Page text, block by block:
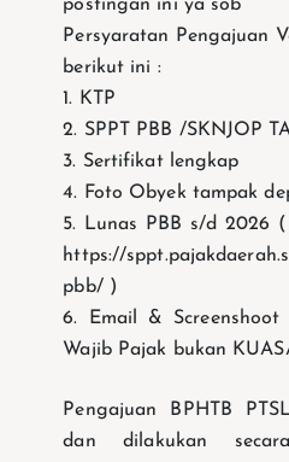
postingan ini ya sob
Persyaratan Pengajuan
berikut ini :
1. KTP
2. SPPT PBB /SKNJOP
3. Sertifikat lengkap
4. Foto Obyek tampak
5. Lunas PBB s/d 2026
https://
pbb/ )
6. Email & Screenshoot
Wajib Pajak bukan
Pengajuan BPHTB
dan dilakukan